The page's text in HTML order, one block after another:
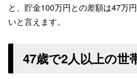
と、貯金100万円との差額は47万
いと言えます。
47歳で2人以上の世